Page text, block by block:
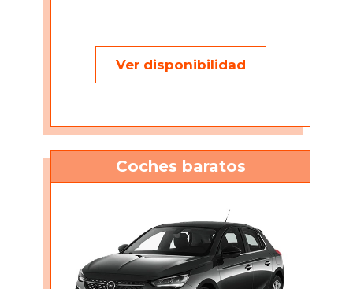
Ver disponibilidad
Coches baratos